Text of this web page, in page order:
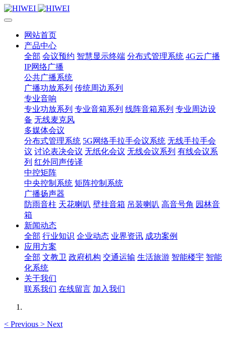
网站首页
产品中心
全部 会议预约 智慧显示终端 分布式管理系统 4G云广播
IP网络广播
公共广播系统
广播功放系列 传统周边系列
专业音响
专业功放系列 专业音箱系列 线阵音箱系列 专业周边设
备 无线麦克风
多媒体会议
分布式管理系统 5G网络手拉手会议系统 无线手拉手会
议 讨论表决会议 无纸化会议 无线会议系列 有线会议系
列 红外同声传译
中控矩阵
中央控制系统 矩阵控制系统
广播扬声器
防雨音柱 天花喇叭 壁挂音箱 吊装喇叭 高音号角 园林音
箱
新闻动态
全部 行业知识 企业动态 业界资讯 成功案例
应用方案
全部 文教卫 政府机构 交通运输 生活旅游 智能楼宇 智能
化系统
关于我们
联系我们 在线留言 加入我们
< Previous > Next